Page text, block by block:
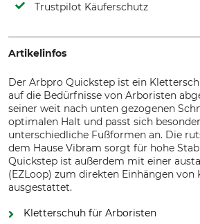
Trustpilot Käuferschutz
Artikelinfos
Der Arbpro Quickstep ist ein
auf die Bedürfnisse von Arboristen
seiner weit nach unten gezogenen
optimalen Halt und passt sich
unterschiedliche Fußformen an. Die
dem Hause Vibram sorgt für hohe
Quickstep ist außerdem mit einer
(EZLoop) zum direkten Einhängen
ausgestattet.
Kletterschuh für Arboristen